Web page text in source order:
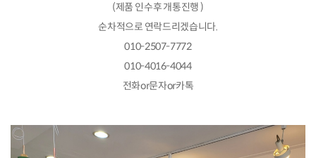
(제품 인수후 개통진행 )
순차적으로 연락드리겠습니다.
010-2507-7772
010-4016-4044
전화or문자or카톡